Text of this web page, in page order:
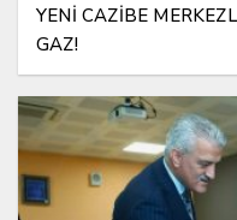
YENİ CAZİBE
GAZ!